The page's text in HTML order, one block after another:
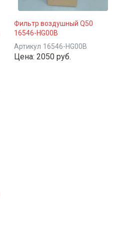
Фильтр воздушный Q50
16546-HG00B
Артикул 16546-HG00B
Цена: 2050 руб.